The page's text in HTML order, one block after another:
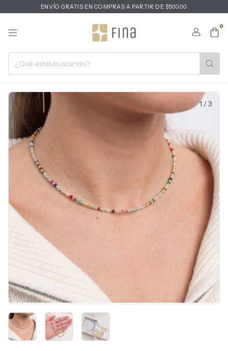
ENVÍO GRATIS EN COMPRAS A PARTIR DE $50000
0
1 /3